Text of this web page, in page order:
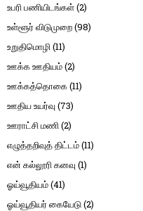
உபரி பணியிடங்கள்(2)
உள்ளூர் விடுமுறை(98)
உறுதிமொழி(11)
ஊக்க ஊதியம்(2)
ஊக்கத்தொகை(11)
ஊதிய உயர்வு (73)
ஊராட்சி மணி(2)
எழுத்தறிவுத் திட்டம்(11)
என் கல்லூரி கனவு (1)
ஓய்வூதியம்(41)
ஓய்வூதியர் கையேடு(2)